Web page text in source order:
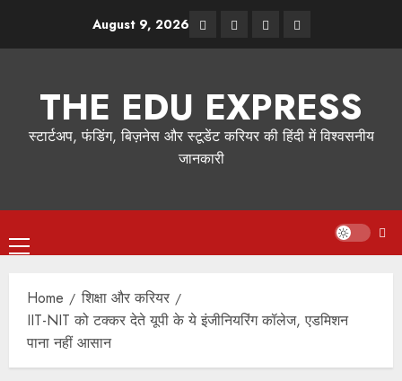
August 9, 2026
THE EDU EXPRESS
स्टार्टअप, फंडिंग, बिज़नेस और स्टूडेंट करियर की हिंदी में विश्वसनीय
जानकारी
Home
शिक्षा और करियर
IIT-NIT को टक्कर देते यूपी के ये इंजीनियरिंग कॉलेज, एडमिशन
पाना नहीं आसान